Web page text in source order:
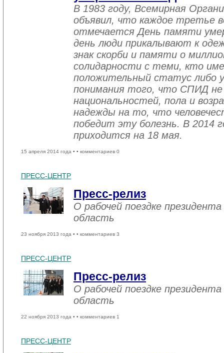
В 1983 году, Всемирная
объявил, что каждое третье
отмечается День памяти
день люди прикалывают к
знак скорби и памяти о
солидарности с теми, кто
положительный статус либо
понимания того, что СПИД
национальностей, пола и
надежды на то, что
победит эту болезнь. В 2014
приходится на 18 мая.
15 апреля 2014 года • • комментариев 0
ПРЕСС-ЦЕНТР
Пресс-релиз
О рабочей поездке
область
23 ноября 2013 года • • комментариев 3
ПРЕСС-ЦЕНТР
Пресс-релиз
О рабочей поездке
область
22 ноября 2013 года • • комментариев 1
ПРЕСС-ЦЕНТР